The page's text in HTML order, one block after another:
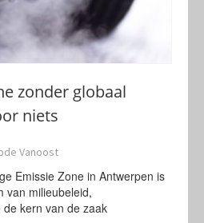
zonder globaal
niets
Vanoost
Emissie Zone in Antwerpen is
van milieubeleid,
kern van de zaak